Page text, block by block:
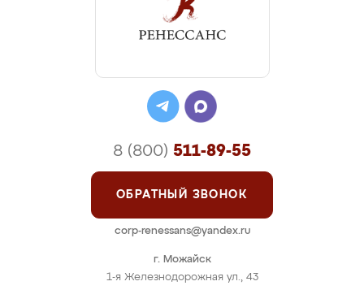
г. Можайск
1-я Железнодорожная ул., 43
8 (800) 511-89-55
ОБРАТНЫЙ ЗВОНОК
corp-renessans@yandex.ru